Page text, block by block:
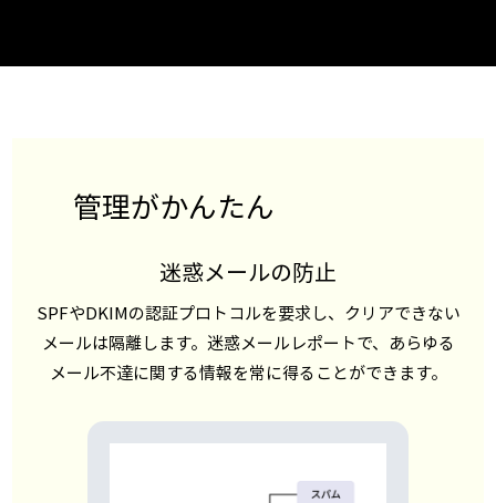
管理がかんたん
迷惑メールの防止
SPFやDKIMの認証プロトコルを要求し、クリアできない
メールは隔離します。迷惑メールレポートで、あらゆる
メール不達に関する情報を常に得ることができます。